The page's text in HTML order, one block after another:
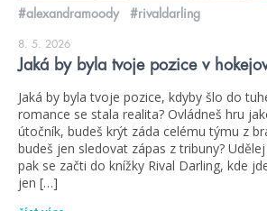
#alexandramoody #rivaldarling
8. 5. 2026
Jaká by byla tvoje pozice v
Jaká by byla tvoje pozice, kdyby šlo do
romance se stala realita? Ovládneš hru
útočník, budeš krýt záda celému týmu z
budeš jen sledovat zápas z tribuny?
pak se začti do knížky Rival Darling, kde
jen […]